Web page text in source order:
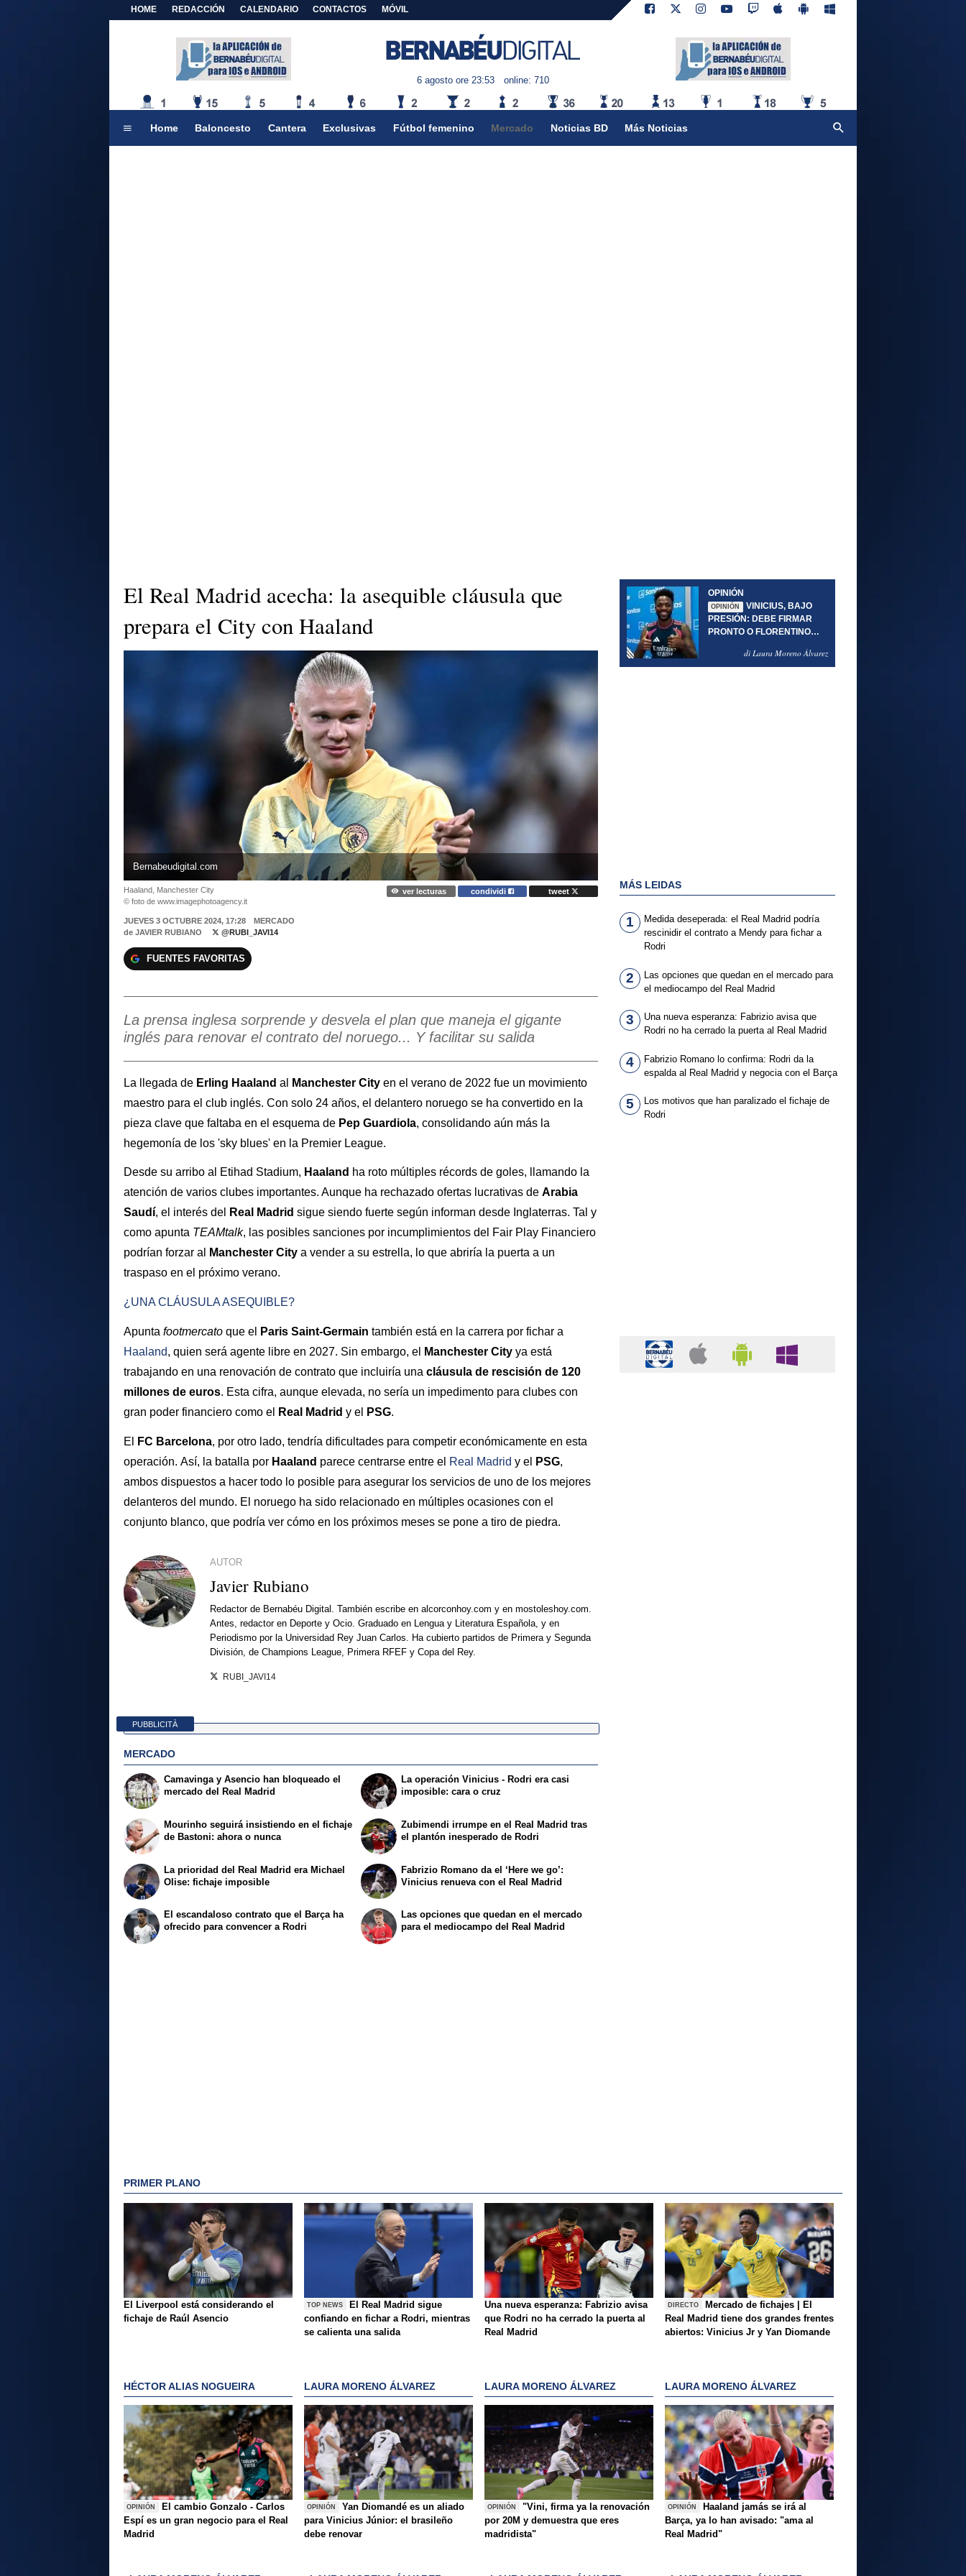
HOME REDACCIÓN CALENDARIO CONTACTOS MÓVIL
6 agosto ore 23:53 online: 710
Home Baloncesto Cantera Exclusivas Fútbol femenino Mercado Noticias BD Más Noticias
El Real Madrid acecha: la asequible cláusula que
prepara el City con Haaland
Bernabeudigital.com
Haaland, Manchester City
© foto de www.imagephotoagency.it
ver lecturas condividi tweet
JUEVES 3 OCTUBRE 2024, 17:28
MERCADO
de JAVIER RUBIANO @RUBI_JAVI14
FUENTES FAVORITAS
La prensa inglesa sorprende y desvela el plan que maneja el gigante
inglés para renovar el contrato del noruego... Y facilitar su salida
La llegada de Erling Haaland al Manchester City en el verano de 2022 fue un movimiento
maestro para el club inglés. Con solo 24 años, el delantero noruego se ha convertido en la
pieza clave que faltaba en el esquema de Pep Guardiola, consolidando aún más la
hegemonía de los 'sky blues' en la Premier League.
Desde su arribo al Etihad Stadium, Haaland ha roto múltiples récords de goles, llamando la
atención de varios clubes importantes. Aunque ha rechazado ofertas lucrativas de Arabia
Saudí, el interés del Real Madrid sigue siendo fuerte según informan desde Inglaterras. Tal y
como apunta TEAMtalk, las posibles sanciones por incumplimientos del Fair Play Financiero
podrían forzar al
Manchester City a vender a su estrella, lo que abriría la puerta a un
traspaso en el próximo verano.
¿UNA CLÁUSULA ASEQUIBLE?
Apunta footmercato que el Paris Saint-Germain también está en la carrera por fichar a
Haaland, quien será agente libre en 2027. Sin embargo, el Manchester City ya está
trabajando en una renovación de contrato que incluiría una cláusula de rescisión de 120
millones de euros. Esta cifra, aunque elevada, no sería un impedimento para clubes con
gran poder financiero como el
Real Madrid y el PSG.
El FC Barcelona, por otro lado, tendría dificultades para competir económicamente en esta
operación. Así, la batalla por Haaland parece centrarse entre el Real Madrid y el PSG,
ambos dispuestos a hacer todo lo posible para asegurar los servicios de uno de los mejores
delanteros del mundo. El noruego ha sido relacionado en múltiples ocasiones con el
conjunto blanco, que podría ver cómo en los próximos meses se pone a tiro de piedra.
AUTOR
Javier Rubiano
Redactor de Bernabéu Digital. También escribe en alcorconhoy.com y en mostoleshoy.com.
Antes, redactor en Deporte y Ocio. Graduado en Lengua y Literatura Española, y en
Periodismo por la Universidad Rey Juan Carlos. Ha cubierto partidos de Primera y Segunda
División, de Champions League, Primera RFEF y Copa del Rey.
RUBI_JAVI14
PUBBLICITÀ
MERCADO
Camavinga y Asencio han bloqueado el
mercado del Real Madrid
Mourinho seguirá insistiendo en el fichaje
de Bastoni: ahora o nunca
La operación Vinicius - Rodri era casi
imposible: cara o cruz
Zubimendi irrumpe en el Real Madrid tras
el plantón inesperado de Rodri
La prioridad del Real Madrid era Michael
Olise: fichaje imposible
El escandaloso contrato que el Barça ha
ofrecido para convencer a Rodri
Fabrizio Romano da el ‘Here we go’:
Vinicius renueva con el Real Madrid
Las opciones que quedan en el mercado
para el mediocampo del Real Madrid
OPINIÓN
OPINIÓN
VINICIUS, BAJO
PRESIÓN: DEBE FIRMAR
PRONTO O FLORENTINO
di Laura Moreno Álvarez
MÁS LEIDAS
1
Medida deseperada: el Real Madrid podría
rescinidir el contrato a Mendy para fichar a
Rodri
2
Las opciones que quedan en el mercado para
el mediocampo del Real Madrid
3
Una nueva esperanza: Fabrizio avisa que
Rodri no ha cerrado la puerta al Real Madrid
4
Fabrizio Romano lo confirma: Rodri da la
espalda al Real Madrid y negocia con el Barça
5
Los motivos que han paralizado el fichaje de
Rodri
PRIMER PLANO
El Liverpool está considerando el
fichaje de Raúl Asencio
TOP NEWS
El Real Madrid sigue
confiando en fichar a Rodri, mientras
se calienta una salida
Una nueva esperanza: Fabrizio avisa
que Rodri no ha cerrado la puerta al
Real Madrid
DIRECTO
Mercado de fichajes | El
Real Madrid tiene dos grandes frentes
abiertos: Vinicius Jr y Yan Diomande
HÉCTOR ALIAS NOGUEIRA
OPINIÓN
El cambio Gonzalo - Carlos
Espí es un gran negocio para el Real
Madrid
LAURA MORENO ÁLVAREZ
OPINIÓN
Yan Diomandé es un aliado
para Vinicius Júnior: el brasileño
debe renovar
LAURA MORENO ÁLVAREZ
OPINIÓN
"Vini, firma ya la renovación
por 20M y demuestra que eres
madridista"
LAURA MORENO ÁLVAREZ
OPINIÓN
Haaland jamás se irá al
Barça, ya lo han avisado: "ama al
Real Madrid"